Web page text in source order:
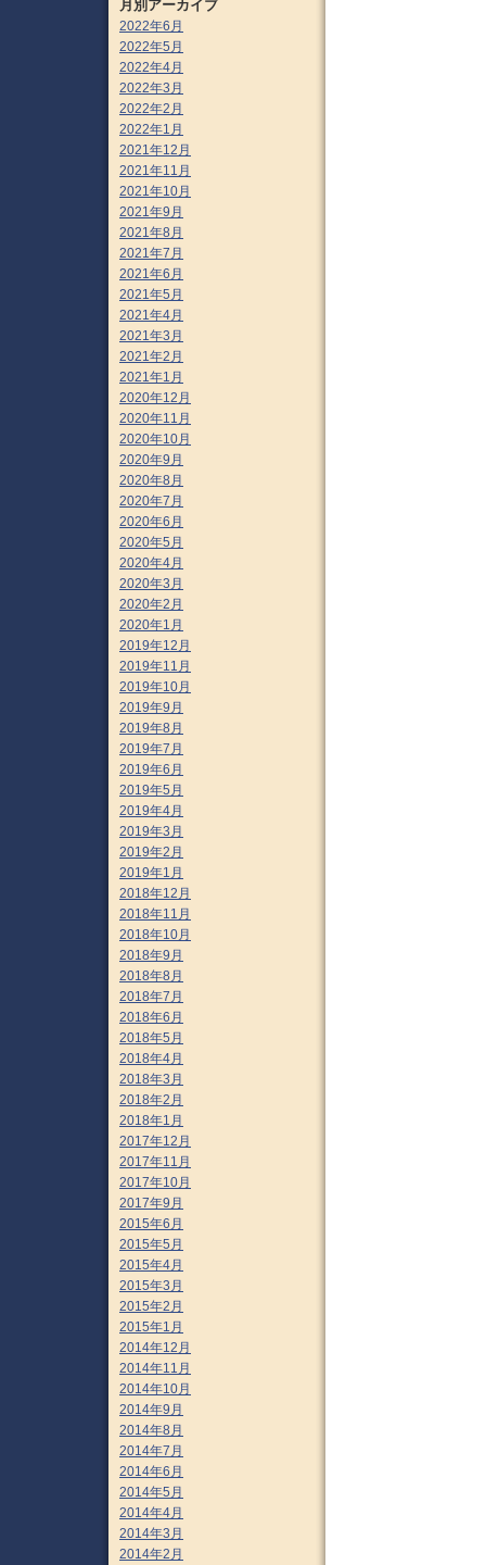
月別アーカイブ
2022年6月
2022年5月
2022年4月
2022年3月
2022年2月
2022年1月
2021年12月
2021年11月
2021年10月
2021年9月
2021年8月
2021年7月
2021年6月
2021年5月
2021年4月
2021年3月
2021年2月
2021年1月
2020年12月
2020年11月
2020年10月
2020年9月
2020年8月
2020年7月
2020年6月
2020年5月
2020年4月
2020年3月
2020年2月
2020年1月
2019年12月
2019年11月
2019年10月
2019年9月
2019年8月
2019年7月
2019年6月
2019年5月
2019年4月
2019年3月
2019年2月
2019年1月
2018年12月
2018年11月
2018年10月
2018年9月
2018年8月
2018年7月
2018年6月
2018年5月
2018年4月
2018年3月
2018年2月
2018年1月
2017年12月
2017年11月
2017年10月
2017年9月
2015年6月
2015年5月
2015年4月
2015年3月
2015年2月
2015年1月
2014年12月
2014年11月
2014年10月
2014年9月
2014年8月
2014年7月
2014年6月
2014年5月
2014年4月
2014年3月
2014年2月